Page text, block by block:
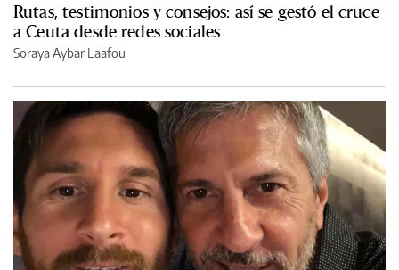
Rutas, testimonios y consejos: así se gestó el cruce
a Ceuta desde redes sociales
Soraya Aybar Laafou